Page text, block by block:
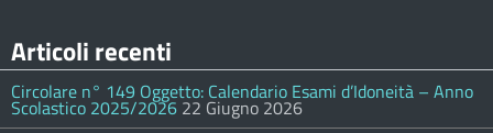
Articoli recenti
Circolare n° 149 Oggetto: Calendario Esami d’Idoneità – Anno
Scolastico 2025/2026 22 Giugno 2026